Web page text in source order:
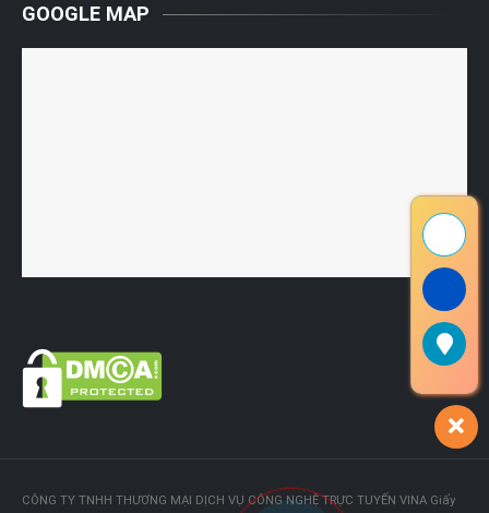
GOOGLE MAP
CÔNG TY TNHH THƯƠNG MẠI DỊCH VỤ CÔNG NGHỆ TRỰC TUYẾN VINA Giấy